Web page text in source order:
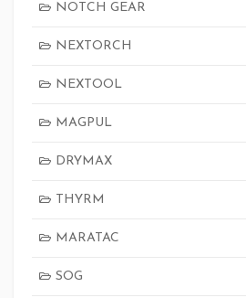
NOTCH GEAR
NEXTORCH
NEXTOOL
MAGPUL
DRYMAX
THYRM
MARATAC
SOG